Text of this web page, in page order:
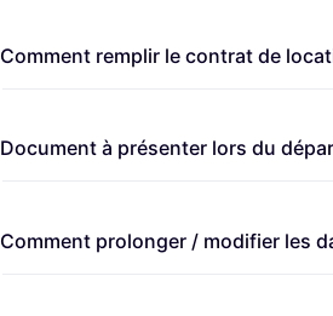
Comment remplir le contrat de
Document à présenter lors du
Comment prolonger / modifier les